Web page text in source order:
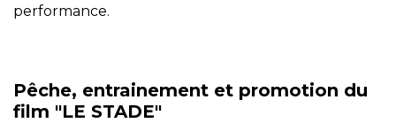
performance.
Pêche, entrainement et promotion du
film "LE STADE"